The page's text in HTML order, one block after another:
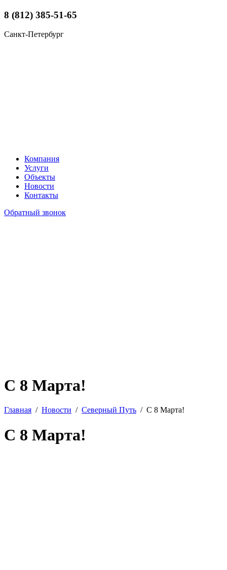
8 (812) 385-51-65
Санкт-Петербург
Компания
Услуги
Объекты
Новости
Контакты
Обратный звонок
С 8 Марта!
Главная Новости Северный Путь С 8 Марта!
С 8 Марта!